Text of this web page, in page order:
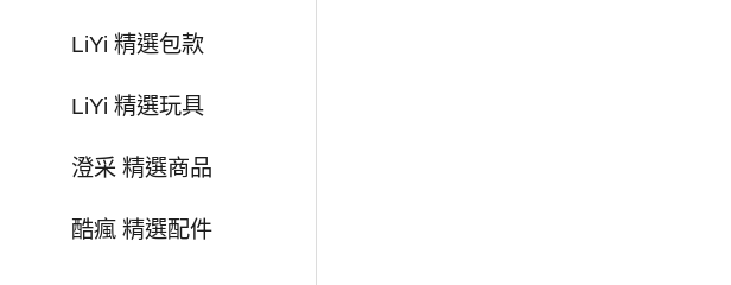
LiYi 精選包款
LiYi 精選玩具
澄采 精選商品
酷瘋 精選配件